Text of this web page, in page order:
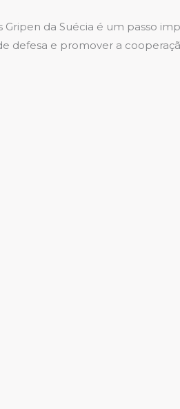
Gripen da Suécia é um passo
defesa e promover a